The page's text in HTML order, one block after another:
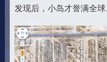
发现后，小岛才誉满全球